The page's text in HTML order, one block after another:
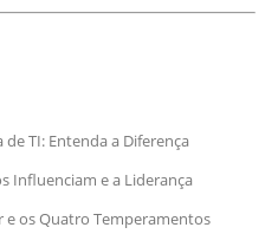
TI: Entenda a Diferença
Influenciam e a Liderança
e os Quatro Temperamentos